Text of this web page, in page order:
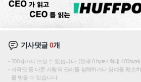
기사댓글0개
200자까지 쓰실 수 있습니다. (현재 0 byte / 최대 400byte)
저작권 등 다른 사람의 권리를 침해하거나 명예를 훼손
를 받을 수 있습니다.